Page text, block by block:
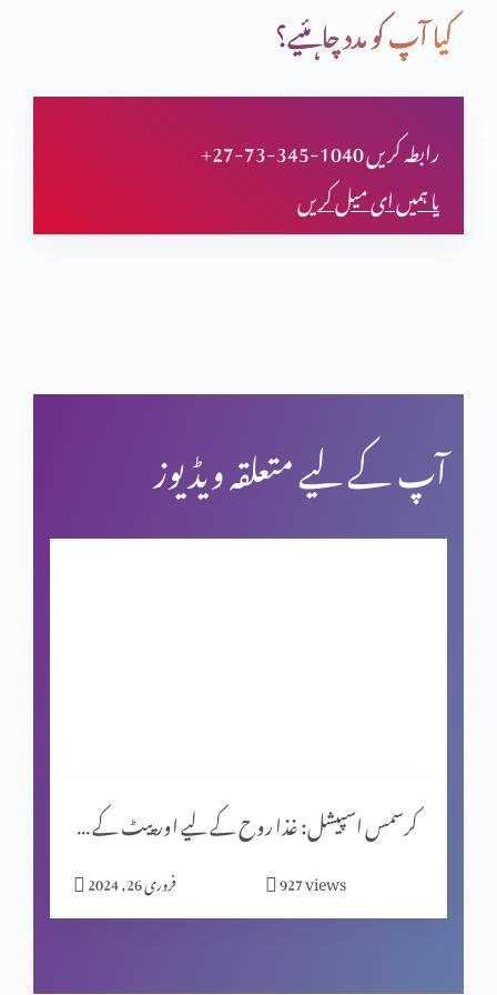
دعا (حصہ اول)
مسیحی مردم شماری اور ہماری زمہ داری
بائبل کی صداقت اور حقّانیَّت (حصہ 3)
زندگی ایک پیغام ہے
کیا آپ کو مدد چاہئیے؟
+27-73-345-1040 رابطہ کریں
یا ہمیں ای میل کریں
آپ کے لیے متعلقہ ویڈیوز
کرسمس اسپیشل: غذا روح کے لیے اور پیٹ کے لیے؟
فروری 26, 2024 927views